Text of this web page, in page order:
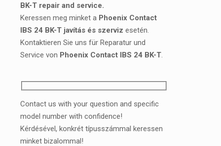
BK-T repair and service.
Keressen meg minket a Phoenix Contact
IBS 24 BK-T javítás és szerviz esetén.
Kontaktieren Sie uns für Reparatur und
Service von Phoenix Contact IBS 24 BK-T.
Contact us with your question and specific
model number with confidence!
Kérdésével, konkrét típusszámmal keressen
minket bizalommal!